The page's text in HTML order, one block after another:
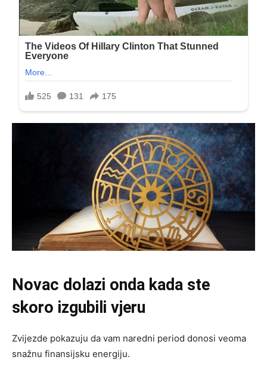
Novac dolazi onda kada ste
skoro izgubili vjeru
Zvijezde pokazuju da vam naredni period donosi veoma
snažnu finansijsku energiju.